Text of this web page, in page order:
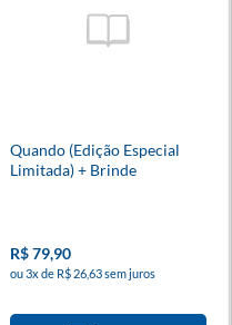
Quando (Edição Especial
Limitada) + Brinde
R$ 79,90
ou 3x de R$ 26,63 sem juros